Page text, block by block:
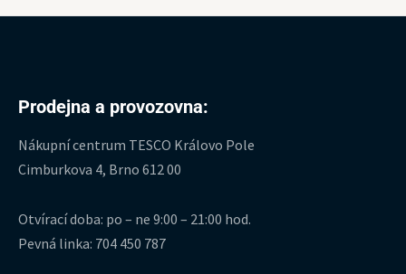
Prodejna a provozovna:
Nákupní centrum TESCO Královo Pole
Cimburkova 4, Brno 612 00
Otvírací doba: po – ne 9:00 – 21:00 hod.
Pevná linka: 704 450 787